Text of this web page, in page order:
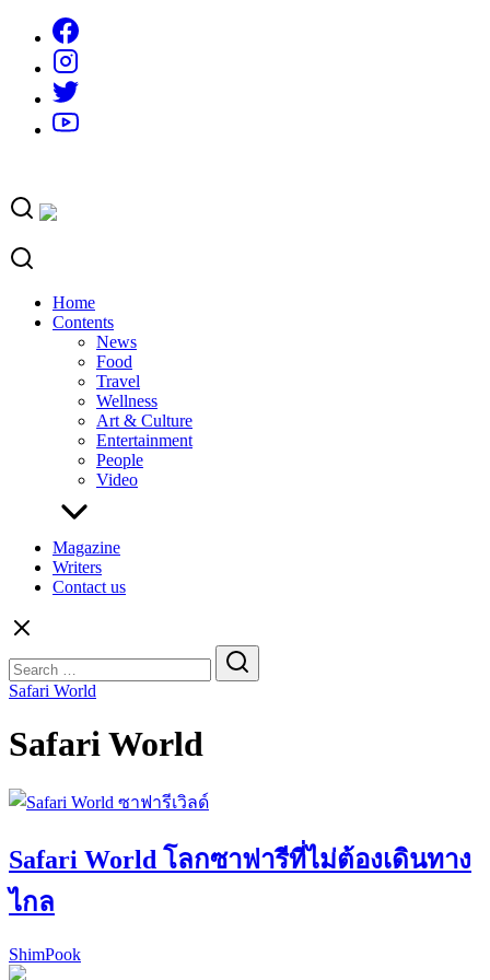
content
Home
Contents
News
Food
Travel
Wellness
Art & Culture
Entertainment
People
Video
Magazine
Writers
Contact us
for:
Safari World
Safari World
Safari World โลกซาฟารีที่ไม่ต้องเดินทาง
ไกล
ShimPook